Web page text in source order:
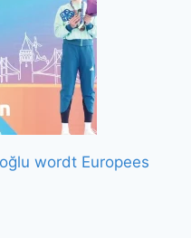
wordt Europees